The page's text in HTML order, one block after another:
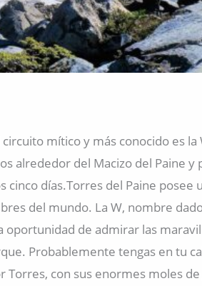
mítico y más conocido es la
alrededor del Macizo del Paine y
cinco días.Torres del Paine posee
del mundo. La W, nombre
oportunidad de admirar las
Probablemente tengas en tu
Torres, con sus enormes moles